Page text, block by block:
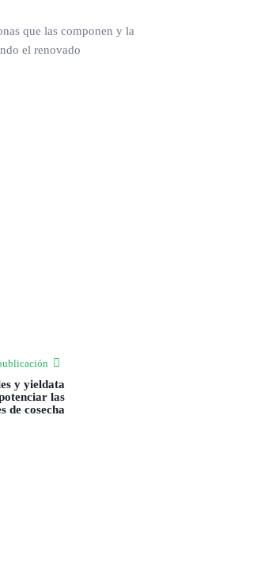
que las componen y la
el renovado
y yieldata
las
de cosecha